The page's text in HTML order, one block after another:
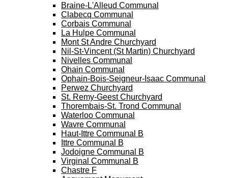
Braine-L'Alleud Communal
Clabecq Communal
Corbais Communal
La Hulpe Communal
Mont St Andre Churchyard
Nil-St-Vincent (St Martin) Churchyard
Nivelles Communal
Ohain Communal
Ophain-Bois-Seigneur-Isaac Communal
Perwez Churchyard
St. Remy-Geest Churchyard
Thorembais-St. Trond Communal
Waterloo Communal
Wavre Communal
Haut-Ittre Communal B
Ittre Communal B
Jodoigne Communal B
Virginal Communal B
Chastre F